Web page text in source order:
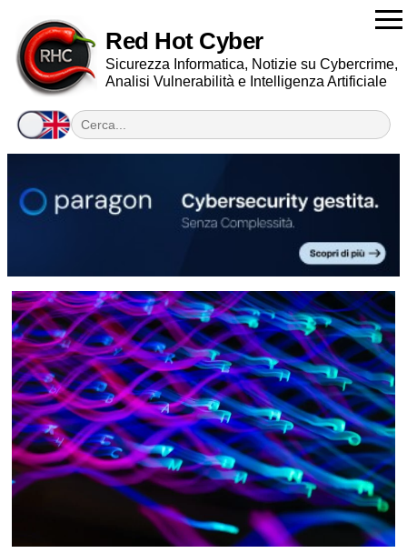
Red Hot Cyber
Sicurezza Informatica, Notizie su Cybercrime,
Analisi Vulnerabilità e Intelligenza Artificiale